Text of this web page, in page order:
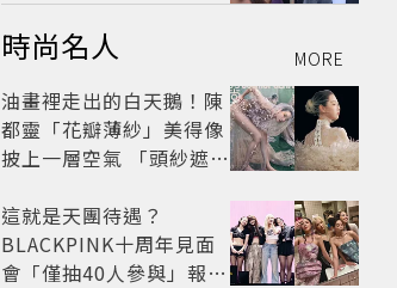
時尚名人 MORE
油畫裡走出的白天鵝！陳
都靈「花瓣薄紗」美得像
披上一層空氣 「頭紗遮
太仙
這就是天團待遇？
BLACKPINK十周年見面
會「僅抽40人參與」報名